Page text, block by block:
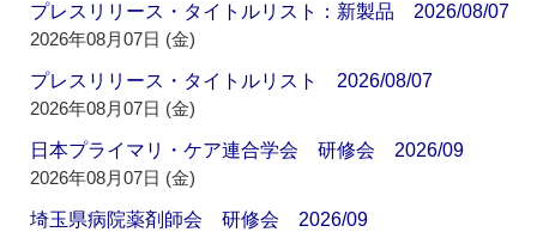
プレスリリース・タイトルリスト：新製品 2026/08/07
2026年08月07日 (金)
プレスリリース・タイトルリスト 2026/08/07
2026年08月07日 (金)
日本プライマリ・ケア連合学会 研修会 2026/09
2026年08月07日 (金)
埼玉県病院薬剤師会 研修会 2026/09